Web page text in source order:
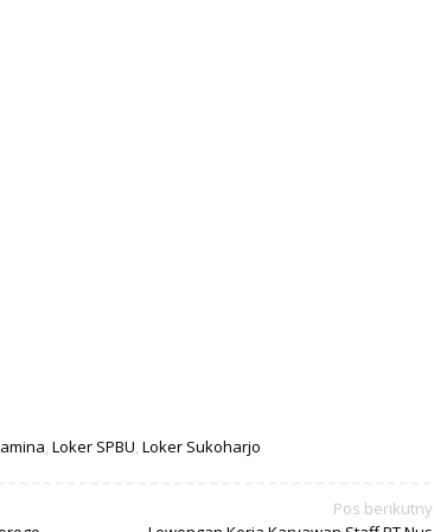
, Loker SPBU, Loker Sukoharjo
Pos